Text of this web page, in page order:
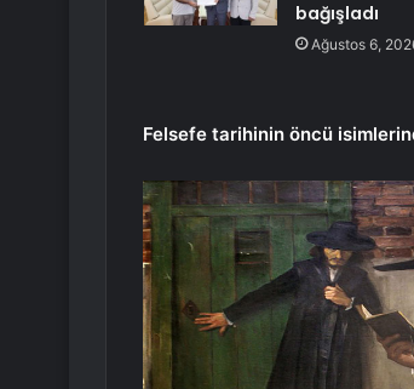
bağışladı
Ağustos 6,
Felsefe tarihinin öncü